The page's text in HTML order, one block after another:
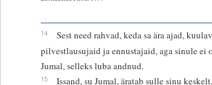
14
Sest need rahvad, keda sa ära ajad,
pilvestlausujaid ja ennustajaid, aga sinule ei
Jumal, selleks luba andnud.
15
Issand, su Jumal, äratab sulle sinu